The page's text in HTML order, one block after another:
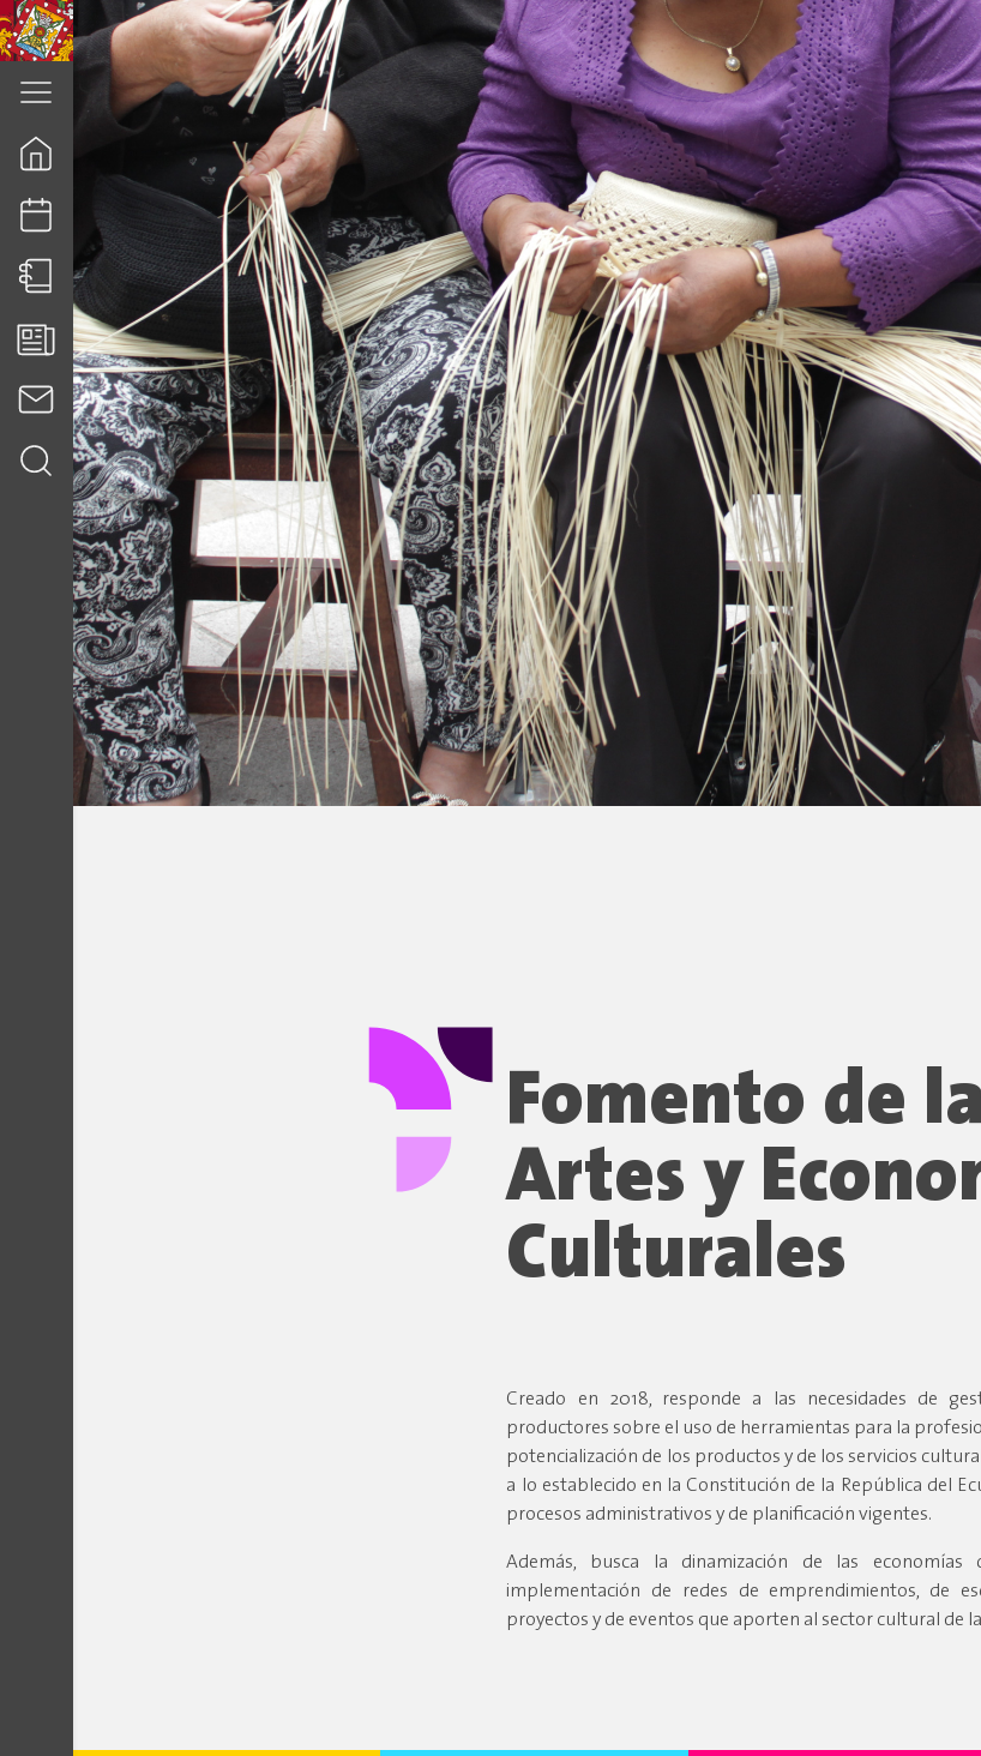
cuenca.gob.ec
Fomento de
Artes y
Culturales
Creado en 2018, responde a las necesidades de
productores sobre el uso de herramientas para la
potencialización de los productos y de los servicios
a lo establecido en la Constitución de la República del
procesos administrativos y de planificación vigentes.
Además, busca la dinamización de las economías
implementación de redes de emprendimientos, de
proyectos y de eventos que aporten al sector cultural de